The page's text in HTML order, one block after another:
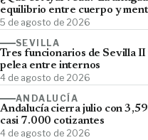
equilibrio entre cuerpo y
5 de agosto de 2026
SEVILLA
Tres funcionarios de Sevilla
pelea entre internos
4 de agosto de 2026
ANDALUCÍA
Andalucía cierra julio con
casi 7.000 cotizantes
4 de agosto de 2026